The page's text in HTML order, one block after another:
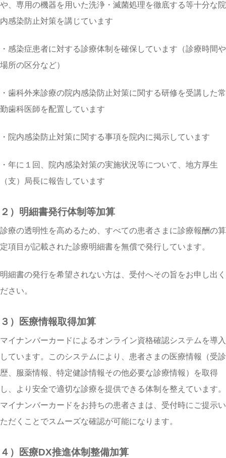
や、専用の機器を用いた洗浄・滅菌処理を徹底する等十分な院
内感染防止対策を講じています
・感染症患者に対する診療体制を確保しています（診療時間や
場所の区分など）
・歯科外来診療の院内感染防止対策に関する研修を受講した常
勤歯科医師を配置しています
・院内感染防止対策に関する事項を院内に掲示しています
・年に１回、院内感染対策の実施状況等について、地方厚生
（支）局長に報告しています
２）明細書発行体制等加算
診療の透明性を高めるため、すべての患者さまに診療報酬の算
定項目が記載された診療明細書を無償で発行しています。
明細書の発行を希望されない方は、受付へその旨をお申し出く
ださい。
３）医療情報取得加算
マイナンバーカードによるオンライン資格確認システムを導入
しています。このシステムにより、患者さまの医療情報（受診
歴、服薬情報、特定健診情報その他必要な診療情報）を取得
し、より安全で適切な診療を提供できる体制を整えています。
マイナンバーカードをお持ちの患者さまは、受付時にご提示い
ただくことでスムーズな確認が可能になります。
４）医療DX推進体制整備加算